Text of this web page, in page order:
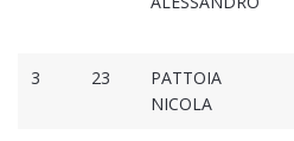
3 23
PATTOIA
NICOLA